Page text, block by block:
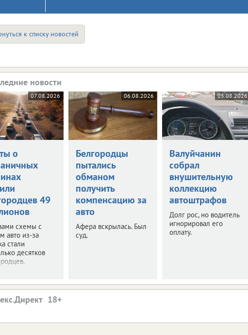
к списку новостей
новости
07.08.2026
о
49
схемы с
авто из-за
стали
десятков
06.08.2026
Белгородцы
пытались
обманом
получить
компенсацию за
авто
Афера вскрылась. Был
суд.
05.08.2026
Валуйчанин
собрал
внушительную
коллекцию
автоштрафов
Долг рос, но водитель
игнорировал его
оплату.